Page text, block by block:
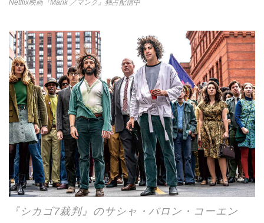
Netflix映画『Mank ／マンク』独占配信中
『シカゴ7裁判』のサシャ・バロン・コーエン